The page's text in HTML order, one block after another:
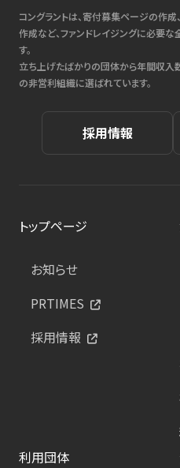
コングラントは、寄付募集ページの作成
作成など、ファンドレイジングに必要
す。
立ち上げたばかりの団体から年間収
の非営利組織に選ばれています。
採用情報
トップページ
お知らせ
PRTIMES
採用情報
利用団体